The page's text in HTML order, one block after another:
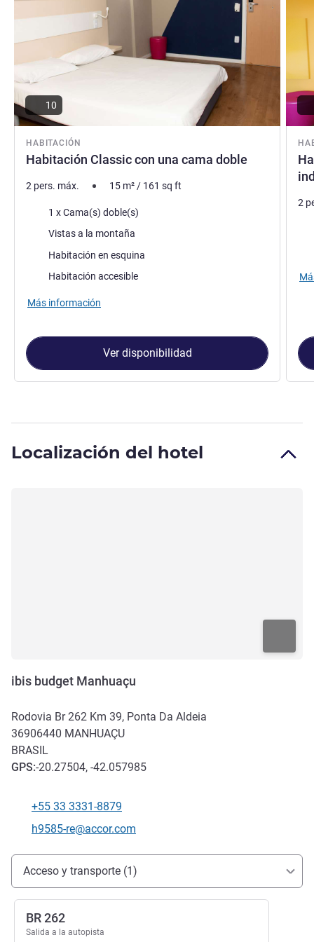
HABITACIÓN
Habitación Classic con una cama doble
10
2 pers. máx. 15 m²/ 161 sq ft
Ropa de cama
1 x Cama(s) doble(s)
Views :Vistas a la montaña
Assets :Habitación en esquina
Habitación accesible
Más información
Ver disponibilidad
2
Localización del hotel
ibis budget Manhuaçu
Rodovia Br 262 Km 39, Ponta Da Aldeia
36906440 MANHUAÇU
BRASIL
GPS:-20.27504, -42.057985
Teléfono
+55 33 3331-8879
Correo electrónico de contacto
h9585-re@accor.com
Acceso y transporte
Acceso y transporte (1)
BR 262
Salida a la autopista